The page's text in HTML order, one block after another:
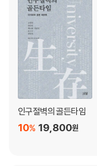
인구절벽의 골든타임
19,800원
10%